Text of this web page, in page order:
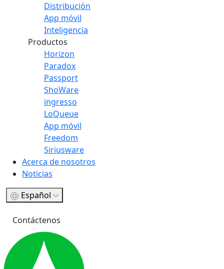
Distribución
App móvil
Inteligencia
Productos
Horizon
Paradox
Passport
ShoWare
ingresso
LoQueue
App móvil
Freedom
Siriusware
Acerca de nosotros
Noticias
Español
Contáctenos